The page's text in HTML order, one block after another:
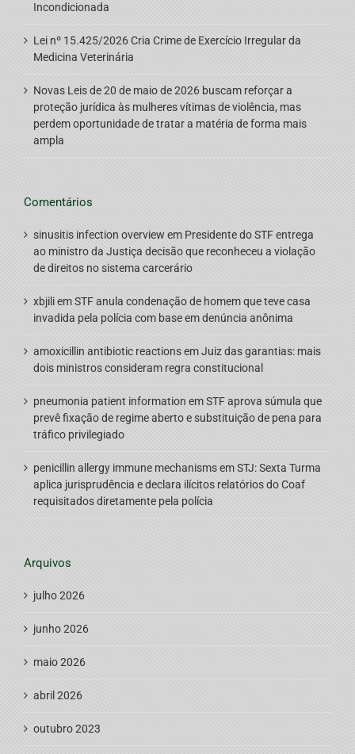
Incondicionada
Lei nº 15.425/2026 Cria Crime de Exercício Irregular da
Medicina Veterinária
Novas Leis de 20 de maio de 2026 buscam reforçar a
proteção jurídica às mulheres vítimas de violência, mas
perdem oportunidade de tratar a matéria de forma mais
ampla
Comentários
sinusitis infection overview em Presidente do STF entrega
ao ministro da Justiça decisão que reconheceu a violação
de direitos no sistema carcerário
xbjiliemSTF anula condenação de homem que teve casa
invadida pela polícia com base em denúncia anônima
amoxicillin antibiotic reactionsemJuiz das garantias: mais
dois ministros consideram regra constitucional
pneumonia patient information emSTF aprova súmula que
prevê fixação de regime aberto e substituição de pena para
tráfico privilegiado
penicillin allergy immune mechanismsemSTJ: Sexta Turma
aplica jurisprudência e declara ilícitos relatórios do Coaf
requisitados diretamente pela polícia
Arquivos
julho 2026
junho 2026
maio 2026
abril 2026
outubro 2023